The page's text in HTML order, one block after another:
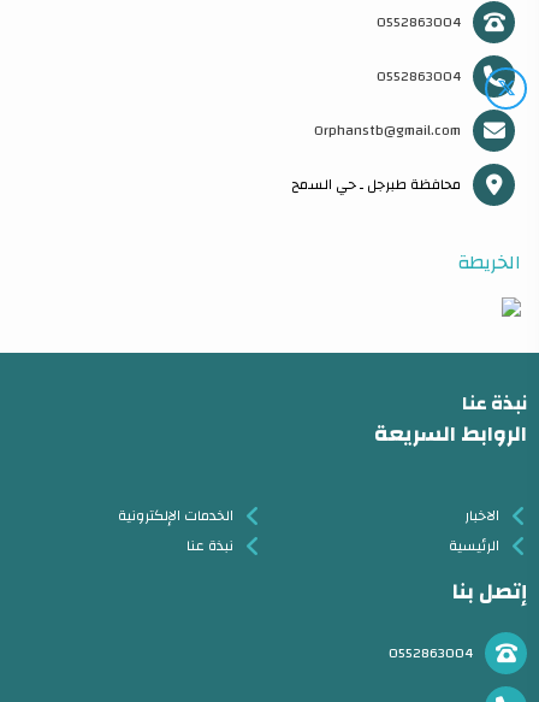
0552863004
0552863004
Orphanstb@gmail.com
محافظة طبرجل ـ حي السمح
الخريطة
نبذة عنا
الروابط السريعة
الاخبار
الرئيسية
الخدمات الإلكترونية
نبذة عنا
إتصل بنا
0552863004